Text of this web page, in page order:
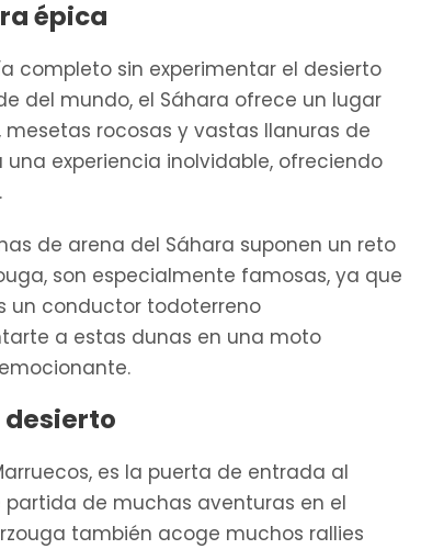
épica
completo sin experimentar el desierto
del mundo, el Sáhara ofrece un lugar
rocosas y vastas llanuras de
experiencia inolvidable, ofreciendo
de arena del Sáhara suponen un reto
son especialmente famosas, ya que
un conductor todoterreno
a estas dunas en una moto
desierto
es la puerta de entrada al
partida de muchas aventuras en el
también acoge muchos rallies